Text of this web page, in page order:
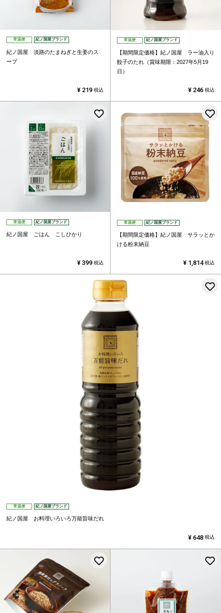
常温便 紀ノ国屋ブランド
紀ノ国屋 淡路のたまねぎと生姜のス
ープ
¥ 219 税込
常温便 紀ノ国屋ブランド
【期間限定価格】紀ノ国屋 ラー油入り
餃子のたれ（賞味期限：2027年5月19
日）
¥ 246 税込
常温便 紀ノ国屋ブランド
紀ノ国屋 ごはん こしひかり
¥ 399 税込
常温便 紀ノ国屋ブランド
【期間限定価格】紀ノ国屋 サラッとか
ける粉末納豆
¥ 1,814 税込
常温便 紀ノ国屋ブランド
紀ノ国屋 お料理いろいろ万能旨味だれ
¥ 648 税込